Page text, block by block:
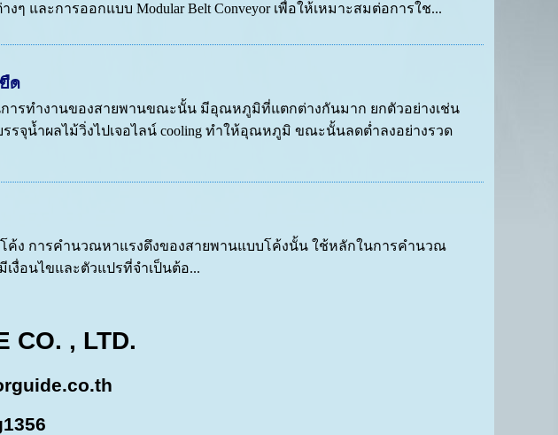
ๆ และการออกแบบ Modular Belt Conveyor เพื่อให้เหมาะสมต่อการใช...
ด
ารทำงานของสายพานขณะนั้น มีอุณหภูมิที่แตกต่างกันมาก ยกตัวอย่างเช่น
รรจุน้ำผลไม้วิ่งไปเจอไลน์ cooling ทำให้อุณหภูมิ ขณะนั้นลดต่ำลงอย่างรวด
ค้ง การคำนวณหาแรงดึงของสายพานแบบโค้งนั้น ใช้หลักในการคำนวณ
เงื่อนไขและตัวแปรที่จำเป็นต้อ...
CO. , LTD.